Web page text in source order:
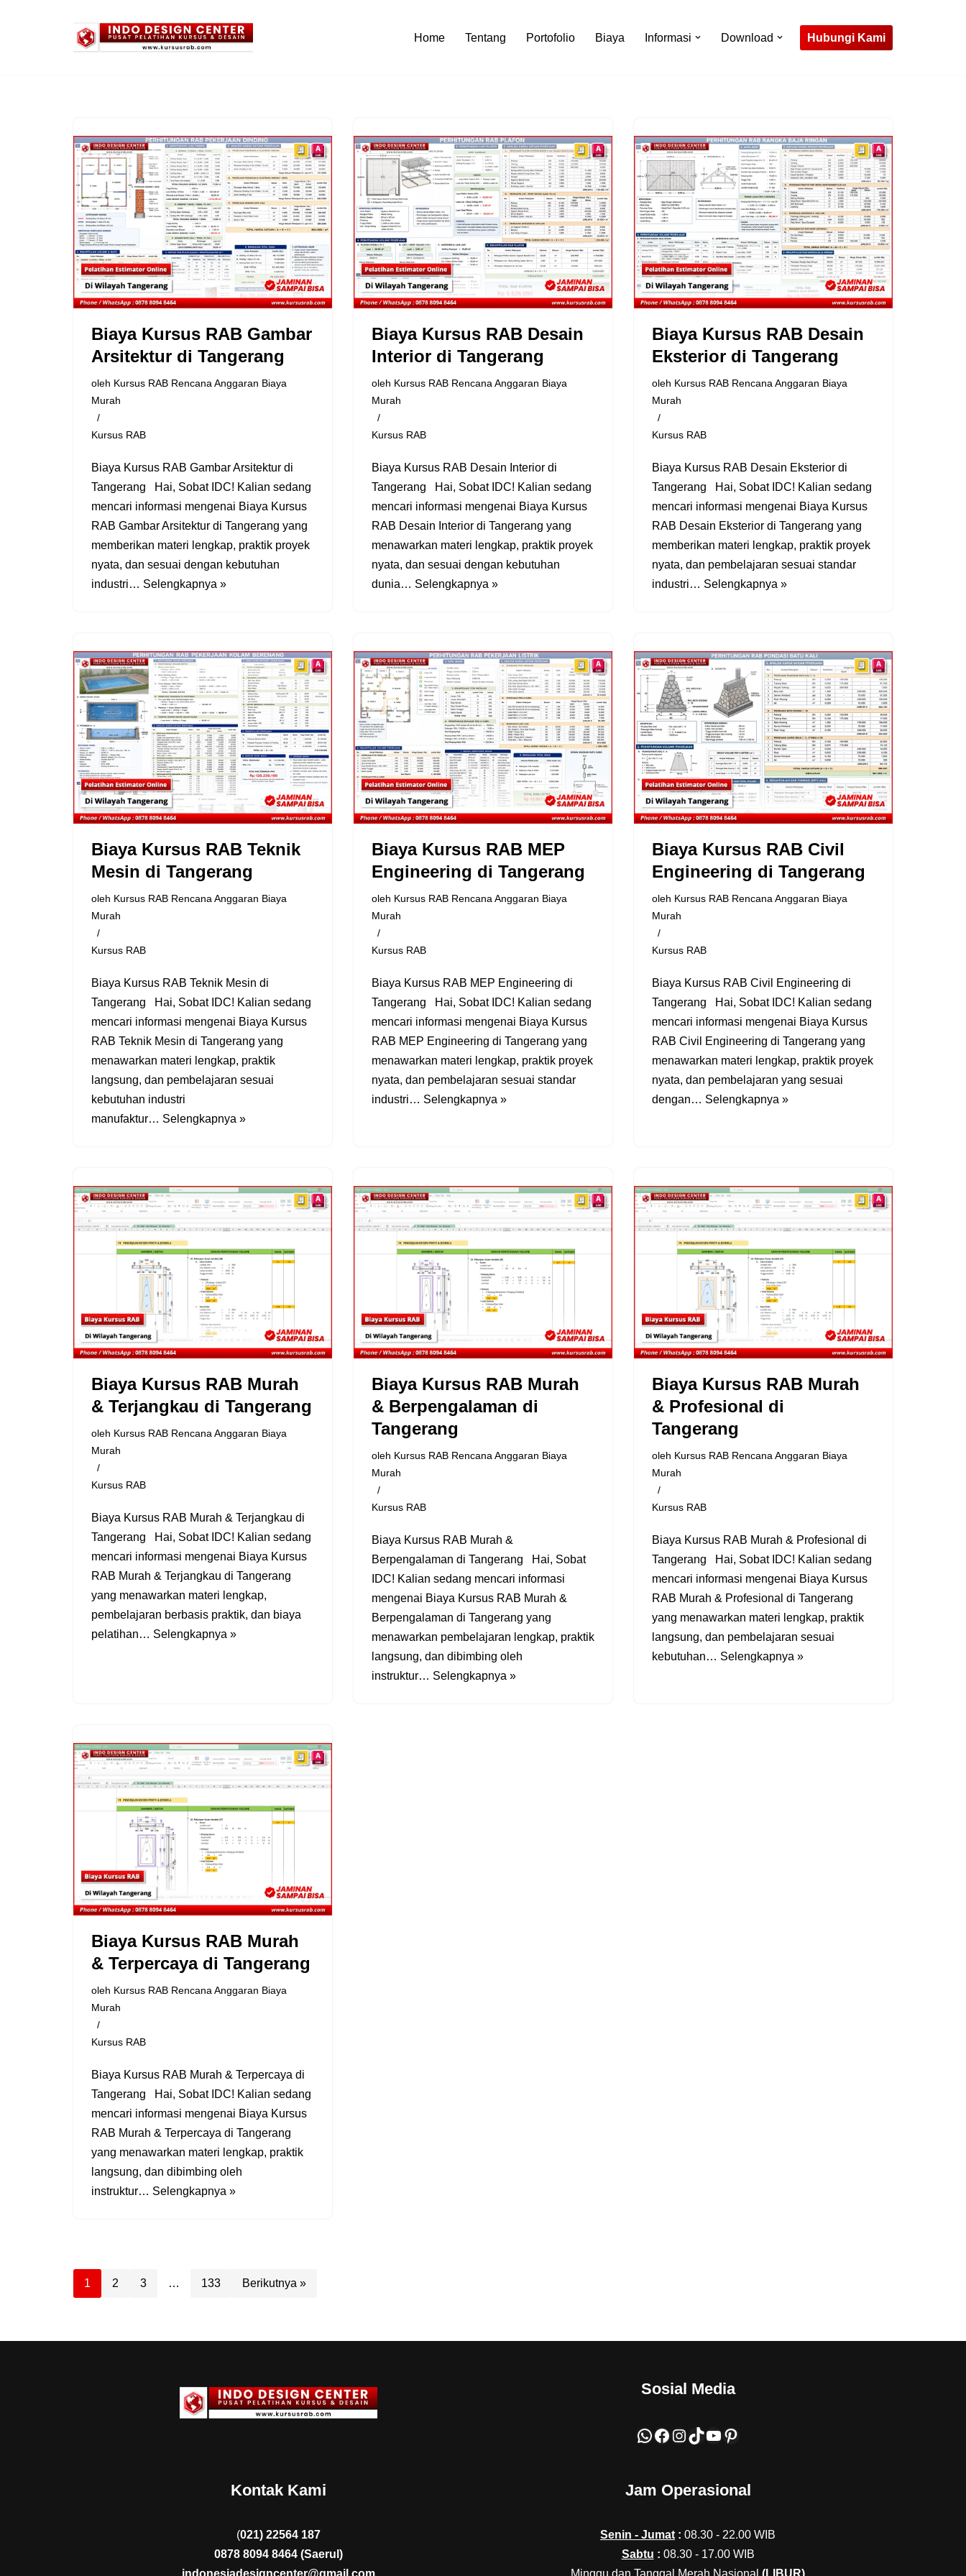
Home Tentang Portofolio Biaya Informasi Download Hubungi Kami
Biaya Kursus RAB Gambar
Arsitektur di Tangerang
oleh Kursus RAB Rencana Anggaran Biaya
Murah
Kursus RAB
Biaya Kursus RAB Gambar Arsitektur di
Tangerang Hai, Sobat IDC! Kalian sedang
mencari informasi mengenai Biaya Kursus
RAB Gambar Arsitektur di Tangerang yang
memberikan materi lengkap, praktik proyek
nyata, dan sesuai dengan kebutuhan
industri… Selengkapnya »
Biaya Kursus RAB Desain
Interior di Tangerang
oleh Kursus RAB Rencana Anggaran Biaya
Murah
Kursus RAB
Biaya Kursus RAB Desain Interior di
Tangerang Hai, Sobat IDC! Kalian sedang
mencari informasi mengenai Biaya Kursus
RAB Desain Interior di Tangerang yang
menawarkan materi lengkap, praktik proyek
nyata, dan sesuai dengan kebutuhan
dunia… Selengkapnya »
Biaya Kursus RAB Desain
Eksterior di Tangerang
oleh Kursus RAB Rencana Anggaran Biaya
Murah
Kursus RAB
Biaya Kursus RAB Desain Eksterior di
Tangerang Hai, Sobat IDC! Kalian sedang
mencari informasi mengenai Biaya Kursus
RAB Desain Eksterior di Tangerang yang
memberikan materi lengkap, praktik proyek
nyata, dan pembelajaran sesuai standar
industri… Selengkapnya »
Biaya Kursus RAB Teknik
Mesin di Tangerang
oleh Kursus RAB Rencana Anggaran Biaya
Murah
Kursus RAB
Biaya Kursus RAB Teknik Mesin di
Tangerang Hai, Sobat IDC! Kalian sedang
mencari informasi mengenai Biaya Kursus
RAB Teknik Mesin di Tangerang yang
menawarkan materi lengkap, praktik
langsung, dan pembelajaran sesuai
kebutuhan industri
manufaktur… Selengkapnya »
Biaya Kursus RAB MEP
Engineering di Tangerang
oleh Kursus RAB Rencana Anggaran Biaya
Murah
Kursus RAB
Biaya Kursus RAB MEP Engineering di
Tangerang Hai, Sobat IDC! Kalian sedang
mencari informasi mengenai Biaya Kursus
RAB MEP Engineering di Tangerang yang
menawarkan materi lengkap, praktik proyek
nyata, dan pembelajaran sesuai standar
industri… Selengkapnya »
Biaya Kursus RAB Civil
Engineering di Tangerang
oleh Kursus RAB Rencana Anggaran Biaya
Murah
Kursus RAB
Biaya Kursus RAB Civil Engineering di
Tangerang Hai, Sobat IDC! Kalian sedang
mencari informasi mengenai Biaya Kursus
RAB Civil Engineering di Tangerang yang
menawarkan materi lengkap, praktik proyek
nyata, dan pembelajaran yang sesuai
dengan… Selengkapnya »
Biaya Kursus RAB Murah
& Terjangkau di Tangerang
oleh Kursus RAB Rencana Anggaran Biaya
Murah
Kursus RAB
Biaya Kursus RAB Murah & Terjangkau di
Tangerang Hai, Sobat IDC! Kalian sedang
mencari informasi mengenai Biaya Kursus
RAB Murah & Terjangkau di Tangerang
yang menawarkan materi lengkap,
pembelajaran berbasis praktik, dan biaya
pelatihan… Selengkapnya »
Biaya Kursus RAB Murah
& Berpengalaman di
Tangerang
oleh Kursus RAB Rencana Anggaran Biaya
Murah
Kursus RAB
Biaya Kursus RAB Murah &
Berpengalaman di Tangerang Hai, Sobat
IDC! Kalian sedang mencari informasi
mengenai Biaya Kursus RAB Murah &
Berpengalaman di Tangerang yang
menawarkan pembelajaran lengkap, praktik
langsung, dan dibimbing oleh
instruktur… Selengkapnya »
Biaya Kursus RAB Murah
& Profesional di
Tangerang
oleh Kursus RAB Rencana Anggaran Biaya
Murah
Kursus RAB
Biaya Kursus RAB Murah & Profesional di
Tangerang Hai, Sobat IDC! Kalian sedang
mencari informasi mengenai Biaya Kursus
RAB Murah & Profesional di Tangerang
yang menawarkan materi lengkap, praktik
langsung, dan pembelajaran sesuai
kebutuhan… Selengkapnya »
Biaya Kursus RAB Murah
& Terpercaya di Tangerang
oleh Kursus RAB Rencana Anggaran Biaya
Murah
Kursus RAB
Biaya Kursus RAB Murah & Terpercaya di
Tangerang Hai, Sobat IDC! Kalian sedang
mencari informasi mengenai Biaya Kursus
RAB Murah & Terpercaya di Tangerang
yang menawarkan materi lengkap, praktik
langsung, dan dibimbing oleh
instruktur… Selengkapnya »
1 2 3 … 133 Berikutnya »
Sosial Media
Kontak Kami
(021) 22564 187
0878 8094 8464 (Saerul)
Jam Operasional
Senin - Jumat : 08.30 - 22.00 WIB
Sabtu : 08.30 - 17.00 WIB